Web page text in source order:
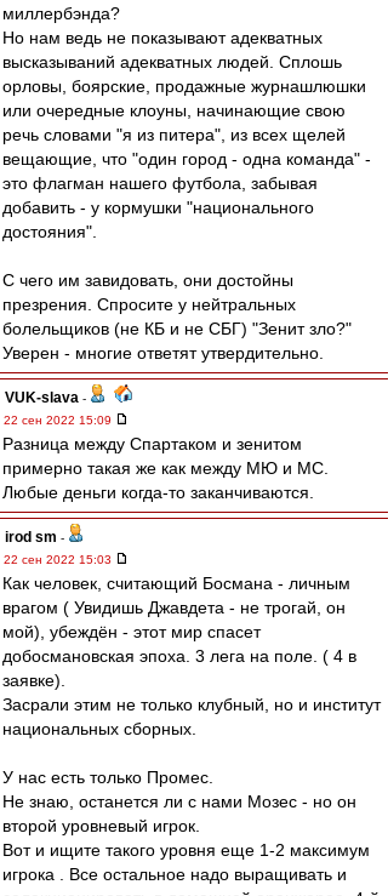
миллербэнда?
Но нам ведь не показывают адекватных
высказываний адекватных людей. Сплошь
орловы, боярские, продажные журнашлюшки
или очередные клоуны, начинающие свою
речь словами "я из питера", из всех щелей
вещающие, что "один город - одна команда" -
это флагман нашего футбола, забывая
добавить - у кормушки "национального
достояния".
С чего им завидовать, они достойны
презрения. Спросите у нейтральных
болельщиков (не КБ и не СБГ) "Зенит зло?"
Уверен - многие ответят утвердительно.
VUK-slava -
22 сен 2022 15:09
Разница между Спартаком и зенитом
примерно такая же как между МЮ и МС.
Любые деньги когда-то заканчиваются.
irod sm -
22 сен 2022 15:03
Как человек, считающий Босмана - личным
врагом ( Увидишь Джавдета - не трогай, он
мой), убеждён - этот мир спасет
добосмановская эпоха. 3 лега на поле. ( 4 в
заявке).
Засрали этим не только клубный, но и институт
национальных сборных.
У нас есть только Промес.
Не знаю, останется ли с нами Мозес - но он
второй уровневый игрок.
Вот и ищите такого уровня еще 1-2 максимум
игрока . Все остальное надо выращивать и